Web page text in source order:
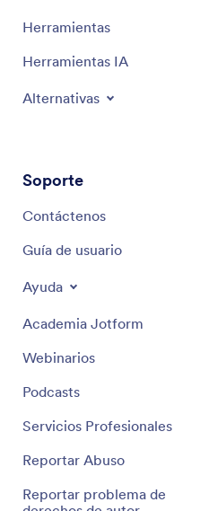
Herramientas
Herramientas IA
Alternativas
Soporte
Contáctenos
Guía de usuario
Ayuda
Academia Jotform
Webinarios
Podcasts
Servicios Profesionales
Reportar Abuso
Reportar problema de